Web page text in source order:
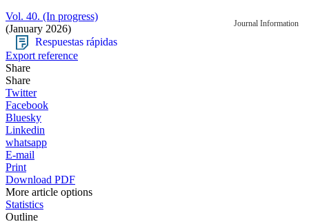
Journal Information
Vol. 40. (In progress)
(January 2026)
Respuestas rápidas
Export reference
Share
Share
Twitter
Facebook
Bluesky
Linkedin
whatsapp
E-mail
Print
Download PDF
More article options
Statistics
Outline